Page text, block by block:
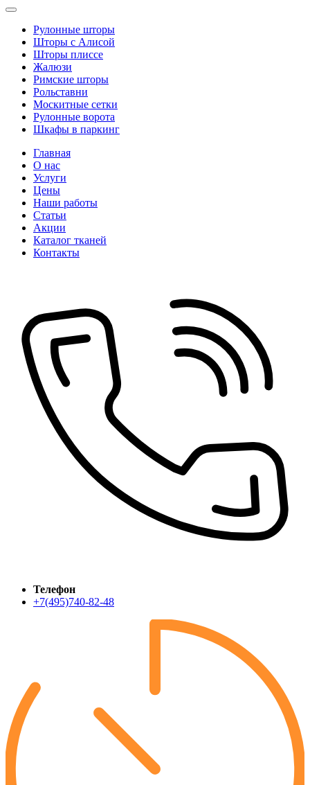
Рулонные шторы
Шторы с Алисой
Шторы плиссе
Жалюзи
Римские шторы
Рольставни
Москитные сетки
Рулонные ворота
Шкафы в паркинг
Главная
О нас
Услуги
Цены
Наши работы
Статьи
Акции
Каталог тканей
Контакты
Телефон
+7(495)740-82-48